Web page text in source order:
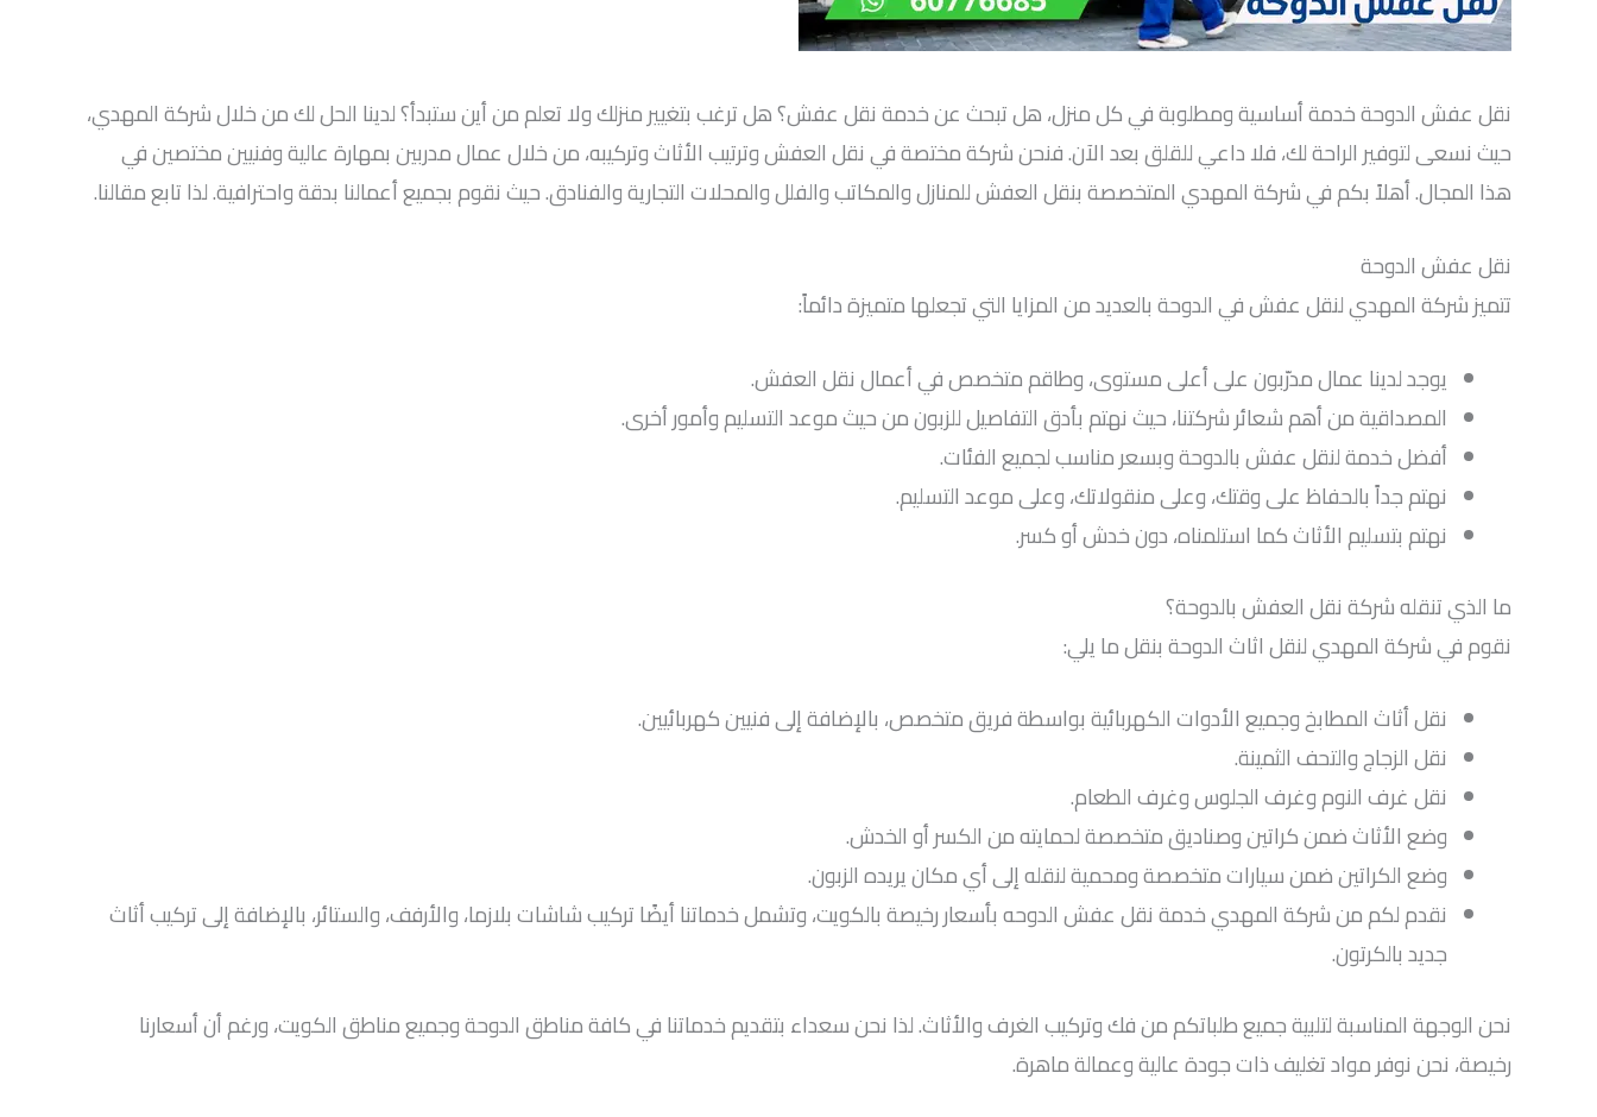
نقل عفش الدوحة خدمة أساسية ومطلوبة في كل منزل، هل تبحث عن خدمة نقل عفش؟ هل ترغب بتغيير منزلك ولا تعلم من أين ستبدأ؟ لدينا الحل لك من خلال شركة المهدي،
حيث نسعى لتوفير الراحة لك، فلا داعي للقلق بعد الآن. فنحن شركة مختصة في نقل العفش وترتيب الأثاث وتركيبه، من خلال عمال مدربين بمهارة عالية وفنيين مختصين في
هذا المجال. أهلاً بكم في شركة المهدي المتخصصة بنقل العفش للمنازل والمكاتب والفلل والمحلات التجارية والفنادق. حيث نقوم بجميع أعمالنا بدقة واحترافية. لذا تابع مقالنا.
نقل عفش الدوحة
تتميز شركة المهدي لنقل عفش في الدوحة بالعديد من المزايا التي تجعلها متميزة دائماً:
يوجد لدينا عمال مدرّبون على أعلى مستوى، وطاقم متخصص في أعمال نقل العفش.
المصداقية من أهم شعائر شركتنا، حيث نهتم بأدق التفاصيل للزبون من حيث موعد التسليم وأمور أخرى.
أفضل خدمة لنقل عفش بالدوحة وبسعر مناسب لجميع الفئات.
نهتم جداً بالحفاظ على وقتك، وعلى منقولاتك، وعلى موعد التسليم.
نهتم بتسليم الأثاث كما استلمناه، دون خدش أو كسر.
ما الذي تنقله شركة نقل العفش بالدوحة؟
نقوم في شركة المهدي لنقل اثاث الدوحة بنقل ما يلي:
نقل أثاث المطابخ وجميع الأدوات الكهربائية بواسطة فريق متخصص، بالإضافة إلى فنيين كهربائيين.
نقل الزجاج والتحف الثمينة.
نقل غرف النوم وغرف الجلوس وغرف الطعام.
وضع الأثاث ضمن كراتين وصناديق متخصصة لحمايته من الكسر أو الخدش.
وضع الكراتين ضمن سيارات متخصصة ومحمية لنقله إلى أي مكان يريده الزبون.
نقدم لكم من شركة المهدي خدمة نقل عفش الدوحه بأسعار رخيصة بالكويت، وتشمل خدماتنا أيضًا تركيب شاشات بلازما، والأرفف، والستائر، بالإضافة إلى تركيب أثاث
جديد بالكرتون.
نحن الوجهة المناسبة لتلبية جميع طلباتكم من فك وتركيب الغرف والأثاث. لذا نحن سعداء بتقديم خدماتنا في كافة مناطق الدوحة وجميع مناطق الكويت، ورغم أن أسعارنا
رخيصة، نحن نوفر مواد تغليف ذات جودة عالية وعمالة ماهرة.